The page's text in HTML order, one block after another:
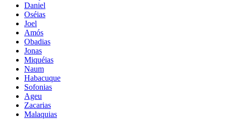
Daniel
Oséias
Joel
Amós
Obadias
Jonas
Miquéias
Naum
Habacuque
Sofonias
Ageu
Zacarias
Malaquias